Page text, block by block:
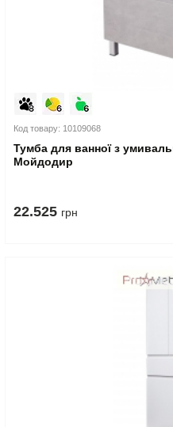
Код товару: 10109068
Тумба для ванної з
Мойдодир
22.525 грн